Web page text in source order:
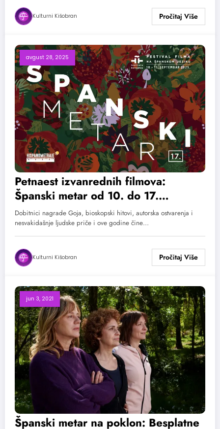
Kulturni Kišobran
avgust 28, 2025
Petnaest izvanrednih filmova:
Španski metar od 10. do 17.
septembra u Beogradu i Novom
Sadu
Dobitnici nagrade Goja, bioskopski hitovi, autorska ostvarenja i
nesvakidašnje ljudske priče i ove godine čine…
Kulturni Kišobran
jun 3, 2021
Španski metar na poklon: Besplatne